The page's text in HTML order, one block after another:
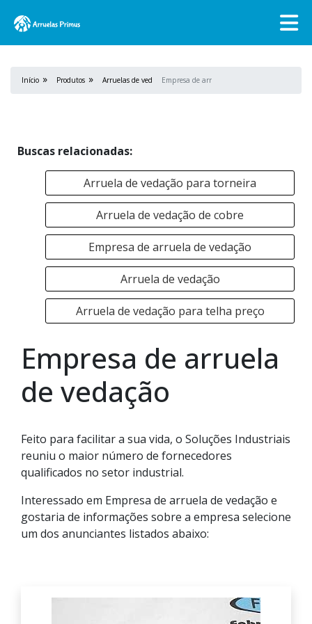
Início Produtos Arruelas de vedaçãoEmpresa de arruela de vedação
Buscas relacionadas:
Arruela de vedação para torneira
Arruela de vedação de cobre
Empresa de arruela de vedação
Arruela de vedação
Arruela de vedação para telha preço
Empresa de arruela
de vedação
Feito para facilitar a sua vida, o Soluções Industriais
reuniu o maior número de fornecedores
qualificados no setor industrial.
Interessado em Empresa de arruela de vedação e
gostaria de informações sobre a empresa selecione
um dos anunciantes listados abaixo: